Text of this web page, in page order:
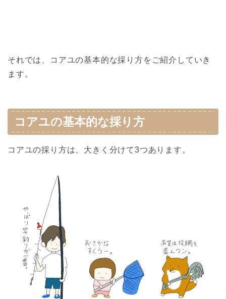
それでは、コアユの基本的な採り方をご紹介していき
ます。
コアユの基本的な採り方
コアユの採り方は、大きく分けて3つあります。